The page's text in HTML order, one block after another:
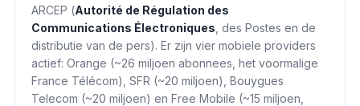
ARCEP (Autorité de Régulation des
Communications Électroniques , des Postes en de
distributie van de pers). Er zijn vier mobiele providers
actief: Orange (~26 miljoen abonnees, het voormalige
France Télécom), SFR (~20 miljoen), Bouygues
Telecom (~20 miljoen) en Free Mobile (~15 miljoen,